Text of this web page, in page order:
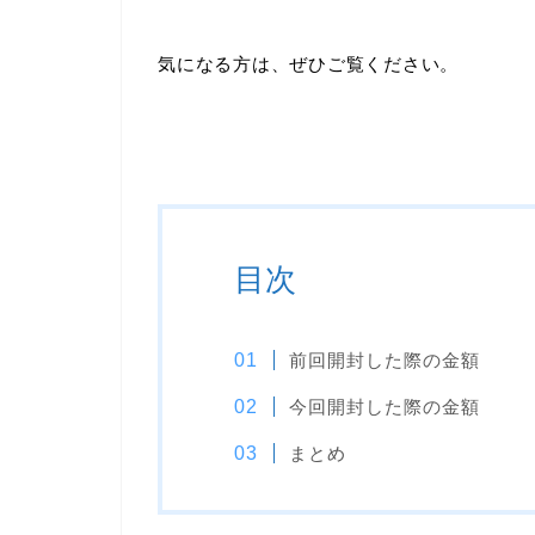
気になる方は、ぜひご覧ください。
目次
前回開封した際の金額
今回開封した際の金額
まとめ